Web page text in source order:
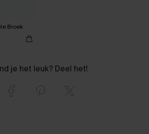
Broek
je het leuk? Deel het!